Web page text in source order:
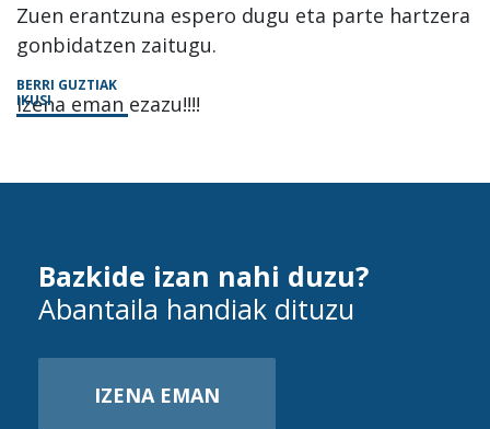
Zuen erantzuna espero dugu eta parte hartzera
gonbidatzen zaitugu.
Izena eman ezazu!!!!
BERRI GUZTIAK
IKUSI
Bazkide izan nahi duzu?
Abantaila handiak dituzu
IZENA EMAN